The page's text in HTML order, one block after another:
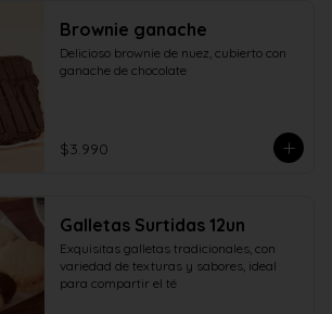
Brownie ganache
Delicioso brownie de nuez, cubierto con
ganache de chocolate
$3.990
Galletas Surtidas 12un
Exquisitas galletas tradicionales, con
variedad de texturas y sabores, ideal
para compartir el té